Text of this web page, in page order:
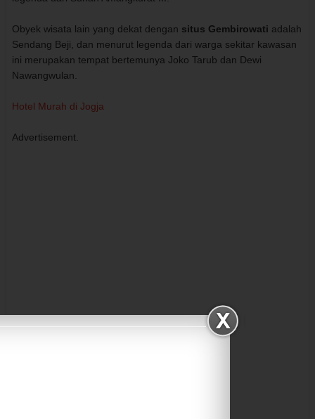
Obyek wisata lain yang dekat dengan situs Gembirowati adalah
Sendang Beji, dan menurut legenda dari warga sekitar kawasan
ini merupakan tempat bertemunya Joko Tarub dan Dewi
Nawangwulan.
Hotel Murah di Jogja
Advertisement.